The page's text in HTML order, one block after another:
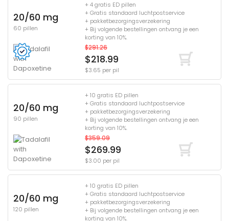
20/60 mg
60 pillen
+ 4 gratis ED pillen
+ Gratis standaard luchtpostservice
+ pakketbezorgingsverzekering
+ Bij volgende bestellingen ontvang je een
korting van 10%.
$291.26
$218.99
$3.65 per pil
20/60 mg
90 pillen
+ 10 gratis ED pillen
+ Gratis standaard luchtpostservice
+ pakketbezorgingsverzekering
+ Bij volgende bestellingen ontvang je een
korting van 10%.
$359.09
$269.99
$3.00 per pil
20/60 mg
120 pillen
+ 10 gratis ED pillen
+ Gratis standaard luchtpostservice
+ pakketbezorgingsverzekering
+ Bij volgende bestellingen ontvang je een
korting van 10%.